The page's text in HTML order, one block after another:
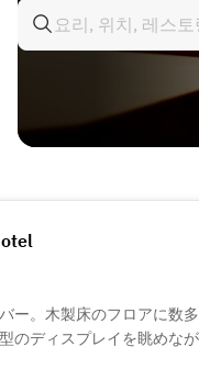
ー。木製床のフロアに数多
のディスプレイを眺めなが